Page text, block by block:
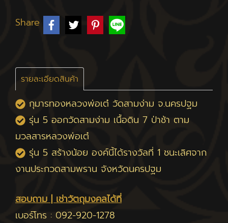
Share
รายละเอียดสินค้า
กุมารทองหลวงพ่อเต๋ วัดสามง่าม จ.นครปฐม
รุ่น 5 ออกวัดสามง่าม เนื้อดิน 7 ป่าช้า ตาม
มวลสารหลวงพ่อเต๋
รุ่น 5 สร้างน้อย องค์นี้ได้รางวัลที่ 1 ชนะเลิศจาก
งานประกวดสามพราน จังหวัดนครปฐม
สอบถาม | เช่าวัตถุมงคลได้ที่
เบอร์โทร : 092-920-1278